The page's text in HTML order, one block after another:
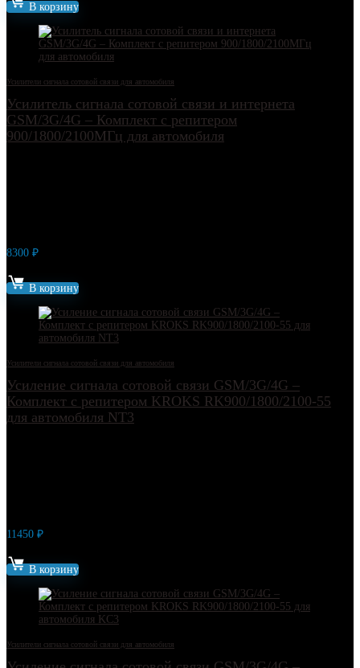
В корзину
Усилители сигнала сотовой связи для автомобиля
Усилитель сигнала сотовой связи и интернета
GSM/3G/4G – Комплект с репитером
900/1800/2100МГц для автомобиля
8300 ₽
В корзину
Усилители сигнала сотовой связи для автомобиля
Усиление сигнала сотовой связи GSM/3G/4G –
Комплект с репитером KROKS RK900/1800/2100-55
для автомобиля NT3
11450 ₽
В корзину
Усилители сигнала сотовой связи для автомобиля